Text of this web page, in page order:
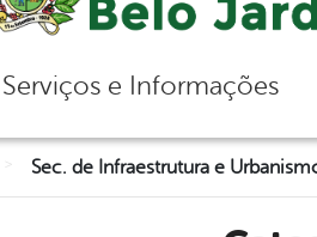
menu principal de navegação
Serviços e Informações
está aqui:
Sec. de Infraestrutura e